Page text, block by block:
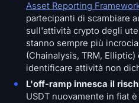
Asset Reporting
partecipanti di scambiare
sull'attività crypto degli
stanno sempre più
(Chainalysis, TRM,
identificare attività non
L'off-ramp innesca il
USDT nuovamente in fiat